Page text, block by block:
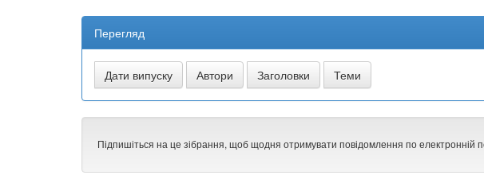
Перегляд
Підпишіться на це зібрання, щоб щодня отримувати повідомлення по електронній